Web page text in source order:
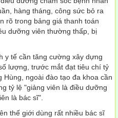
hàng tháng, công sức bỏ ra
rõ trong bảng giá thanh toán
dưỡng viên thường thấp, bị
tế cần tăng cường xây dựng
lượng, trước mắt đạt tiêu chí tỷ
ngoài đào tạo đa khoa cần
tỷ lệ "giảng viên là điều dưỡng
là bác sĩ".
thế giới dùng rất nhiều bác sĩ